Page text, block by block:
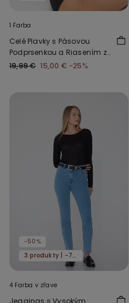
1 Farba
Celé Plavky s Pásovou
Podprsenkou a Riasením z
Recyklovaného
19,99 € 15,00 € -25%
-50%
3 produkty | -70%
4 Farba v zľave